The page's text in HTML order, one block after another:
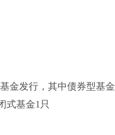
金发行，其中债券型基
式基金1只